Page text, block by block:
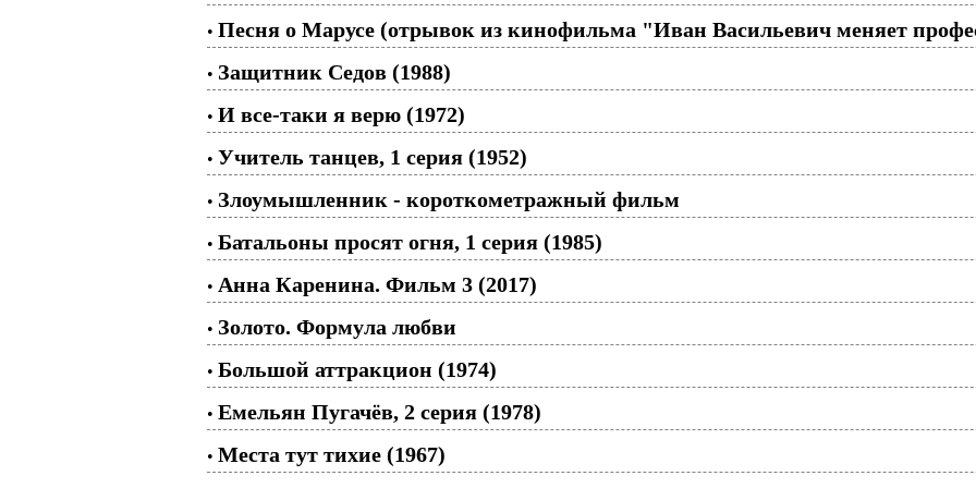
• Песня о Марусе (отрывок из кинофильма "Иван Васильевич меняет
• Защитник Седов (1988)
• И все-таки я верю (1972)
• Учитель танцев, 1 серия (1952)
• Злоумышленник - короткометражный фильм
• Батальоны просят огня, 1 серия (1985)
• Анна Каренина. Фильм 3 (2017)
• Золото. Формула любви
• Большой аттракцион (1974)
• Емельян Пугачёв, 2 серия (1978)
• Места тут тихие (1967)